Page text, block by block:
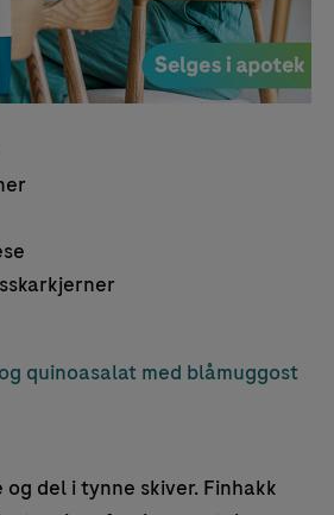
quinoasalat med blåmuggost
del i tynne skiver. Finhakk